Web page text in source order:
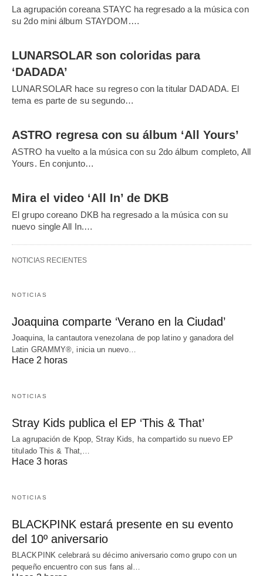
La agrupación coreana STAYC ha regresado a la música con
su 2do mini álbum STAYDOM.…
LUNARSOLAR son coloridas para
‘DADADA’
LUNARSOLAR hace su regreso con la titular DADADA. El
tema es parte de su segundo…
ASTRO regresa con su álbum ‘All Yours’
ASTRO ha vuelto a la música con su 2do álbum completo, All
Yours. En conjunto…
Mira el video ‘All In’ de DKB
El grupo coreano DKB ha regresado a la música con su
nuevo single All In.…
NOTICIAS RECIENTES
NOTICIAS
Joaquina comparte ‘Verano en la Ciudad’
Joaquina, la cantautora venezolana de pop latino y ganadora del
Latin GRAMMY®, inicia un nuevo…
Hace 2 horas
NOTICIAS
Stray Kids publica el EP ‘This & That’
La agrupación de Kpop, Stray Kids, ha compartido su nuevo EP
titulado This & That,…
Hace 3 horas
NOTICIAS
BLACKPINK estará presente en su evento
del 10º aniversario
BLACKPINK celebrará su décimo aniversario como grupo con un
pequeño encuentro con sus fans al…